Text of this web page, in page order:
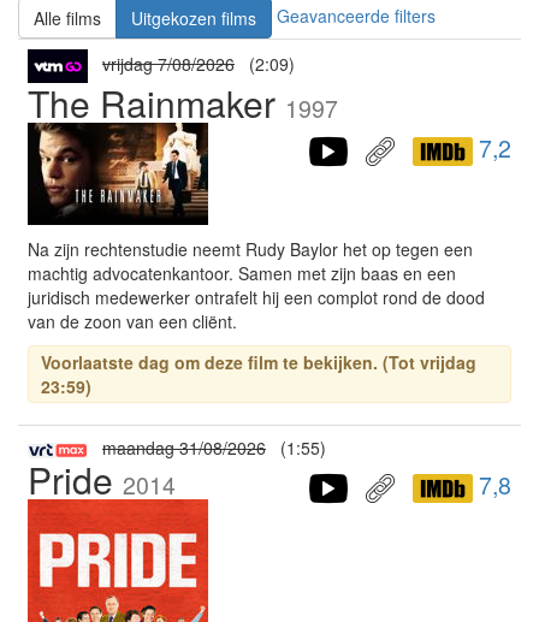
Alle films Uitgekozen films
Geavanceerde filters
vrijdag 7/08/2026 (2:09)
The Rainmaker 1997
7,2
Na zijn rechtenstudie neemt Rudy Baylor het op tegen een
machtig advocatenkantoor. Samen met zijn baas en een
juridisch medewerker ontrafelt hij een complot rond de dood
van de zoon van een cliënt.
Voorlaatste dag om deze film te bekijken. (Tot vrijdag
23:59)
maandag 31/08/2026 (1:55)
Pride 2014 7,8